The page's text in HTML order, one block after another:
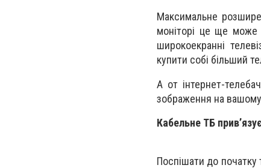
Максимальне
моніторі це ще може
широкоекранні
купити собі більший
А от інтернет-
зображення на вашому
Кабельне ТБ
Поспішати до початку